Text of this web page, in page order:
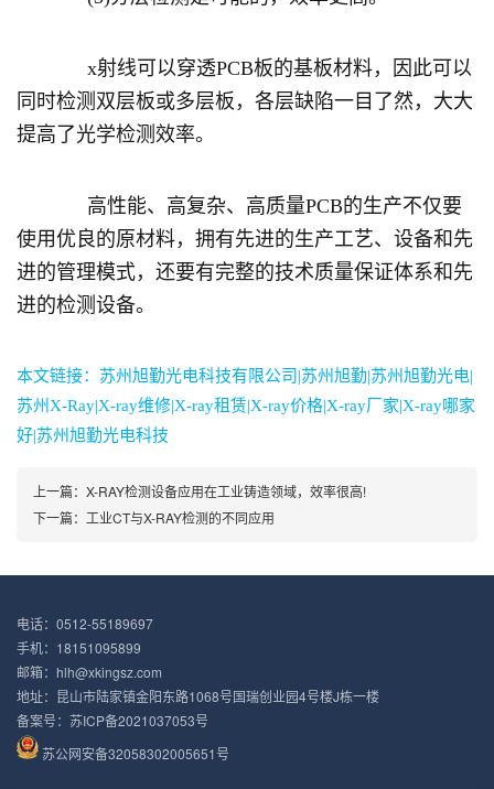
x射线可以穿透PCB板的基板材料，因此可以
同时检测双层板或多层板，各层缺陷一目了然，大大
提高了光学检测效率。
高性能、高复杂、高质量PCB的生产不仅要
使用优良的原材料，拥有先进的生产工艺、设备和先
进的管理模式，还要有完整的技术质量保证体系和先
进的检测设备。
本文链接： 苏州旭勤光电科技有限公司 |苏州旭勤|苏州旭勤光电|
苏州X-Ray|X-ray维修|X-ray租赁|X-ray价格|X-ray厂家|X-ray哪家
好|苏州旭勤光电科技
上一篇： X-RAY检测设备应用在工业铸造领域，效率很高!
下一篇： 工业CT与X-RAY检测的不同应用
电话：0512-55189697
手机：18151095899
邮箱：hlh@xkingsz.com
地址：昆山市陆家镇金阳东路1068号国瑞创业园4号楼J栋一楼
备案号： 苏ICP备2021037053号
苏公网安备32058302005651号